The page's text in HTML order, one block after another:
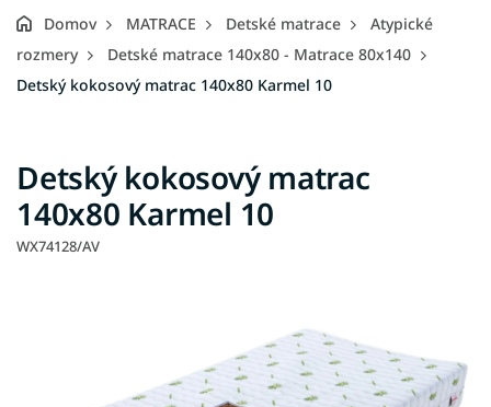
Domov MATRACE Detské matrace
Atypické
rozmery
Detské matrace 140x80 - Matrace 80x140
Detský kokosový matrac 140x80 Karmel 10
Detský kokosový matrac
140x80 Karmel 10
WX74128/AV